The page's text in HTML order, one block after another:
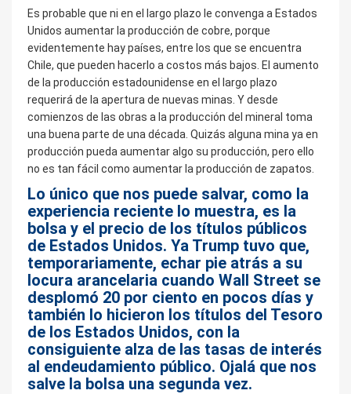
Es probable que ni en el largo plazo le convenga a Estados
Unidos aumentar la producción de cobre, porque
evidentemente hay países, entre los que se encuentra
Chile, que pueden hacerlo a costos más bajos. El aumento
de la producción estadounidense en el largo plazo
requerirá de la apertura de nuevas minas. Y desde
comienzos de las obras a la producción del mineral toma
una buena parte de una década. Quizás alguna mina ya en
producción pueda aumentar algo su producción, pero ello
no es tan fácil como aumentar la producción de zapatos.
Lo único que nos puede salvar, como la
experiencia reciente lo muestra, es la
bolsa y el precio de los títulos públicos
de Estados Unidos. Ya Trump tuvo que,
temporariamente, echar pie atrás a su
locura arancelaria cuando Wall Street se
desplomó 20 por ciento en pocos días y
también lo hicieron los títulos del Tesoro
de los Estados Unidos, con la
consiguiente alza de las tasas de interés
al endeudamiento público. Ojalá que nos
salve la bolsa una segunda vez.